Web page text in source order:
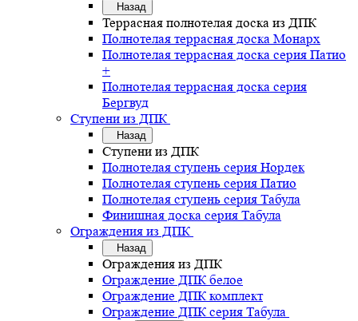
Назад
Террасная полнотелая доска из ДПК
Полнотелая террасная доска Монарх
Полнотелая террасная доска серия Патио
+
Полнотелая террасная доска серия
Бергвуд
Ступени из ДПК
Назад
Ступени из ДПК
Полнотелая ступень серия Нордек
Полнотелая ступень серия Патио
Полнотелая ступень серия Табула
Финишная доска серия Табула
Ограждения из ДПК
Назад
Ограждения из ДПК
Ограждение ДПК белое
Ограждение ДПК комплект
Ограждение ДПК серия Табула